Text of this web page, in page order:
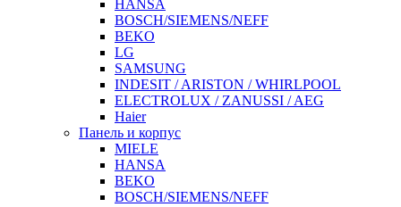
HANSA
BOSCH/SIEMENS/NEFF
BEKO
LG
SAMSUNG
INDESIT / ARISTON / WHIRLPOOL
ELECTROLUX / ZANUSSI / AEG
Haier
Панель и корпус
MIELE
HANSA
BEKO
BOSCH/SIEMENS/NEFF